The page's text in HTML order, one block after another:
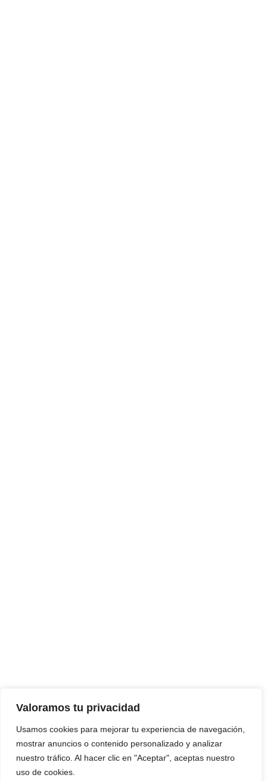
Valoramos tu privacidad
Usamos cookies para mejorar tu experiencia de navegación,
mostrar anuncios o contenido personalizado y analizar
nuestro tráfico. Al hacer clic en "Aceptar", aceptas nuestro
uso de cookies.